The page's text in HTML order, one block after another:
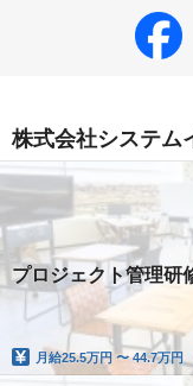
株式会社システム
プロジェクト管理研
月給25.5万円 〜 44.7万円